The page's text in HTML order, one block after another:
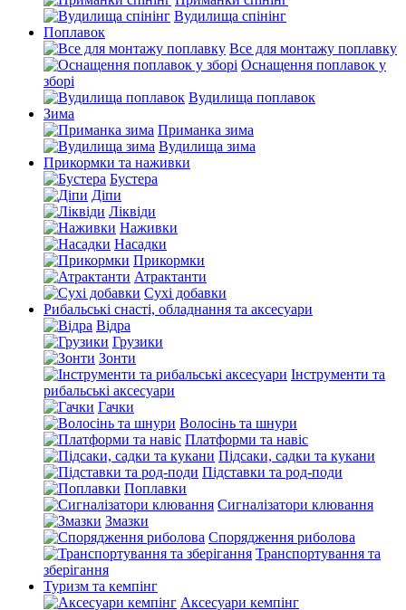
Вудилища спінінг
Поплавок
Все для монтажу поплавку
Оснащення поплавок у
зборі
Вудилища поплавок
Зима
Приманка зима
Вудилища зима
Прикормки та наживки
Бустера
Діпи
Ліквіди
Наживки
Насадки
Прикормки
Атрактанти
Сухі добавки
Рибальські снасті, обладнання та аксесуари
Відра
Грузики
Зонти
Інструменти та
рибальські аксесуари
Гачки
Волосінь та шнури
Платформи та навіс
Підсаки, садки та кукани
Підставки та род-поди
Поплавки
Сигналізатори клювання
Змазки
Спорядження риболова
Транспортування та
зберігання
Туризм та кемпінг
Аксесуари кемпінг